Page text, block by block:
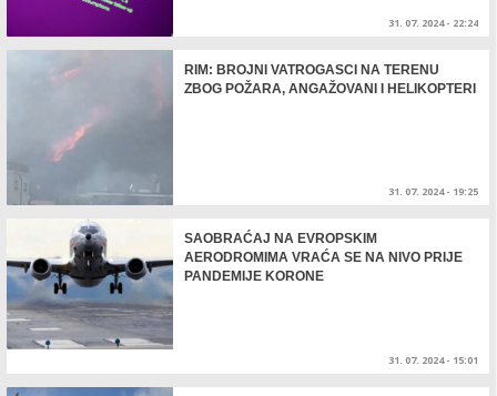
31. 07. 2024 - 22:24
RIM: BROJNI VATROGASCI NA TERENU
ZBOG POŽARA, ANGAŽOVANI I HELIKOPTERI
31. 07. 2024 - 19:25
SAOBRAĆAJ NA EVROPSKIM
AERODROMIMA VRAĆA SE NA NIVO PRIJE
PANDEMIJE KORONE
31. 07. 2024 - 15:01